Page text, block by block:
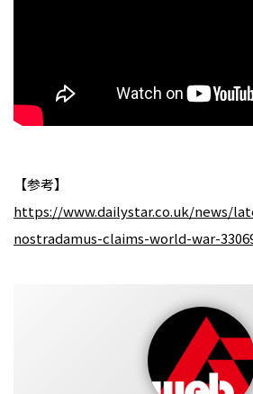
【参考】
https://www.dailystar.co.uk/news/
nostradamus-claims-world-war-